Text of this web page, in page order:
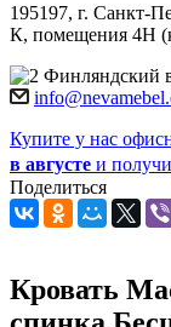
195197, г. Санкт-
К, помещения 4Н
Финляндский
Купите у нас
в августе и
Поделиться
Кровать